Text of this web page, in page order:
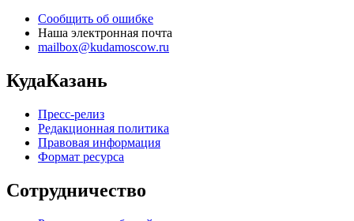
Сообщить об ошибке
Наша электронная почта
mailbox@kudamoscow.ru
КудаКазань
Пресс-релиз
Редакционная политика
Правовая информация
Формат ресурса
Сотрудничество